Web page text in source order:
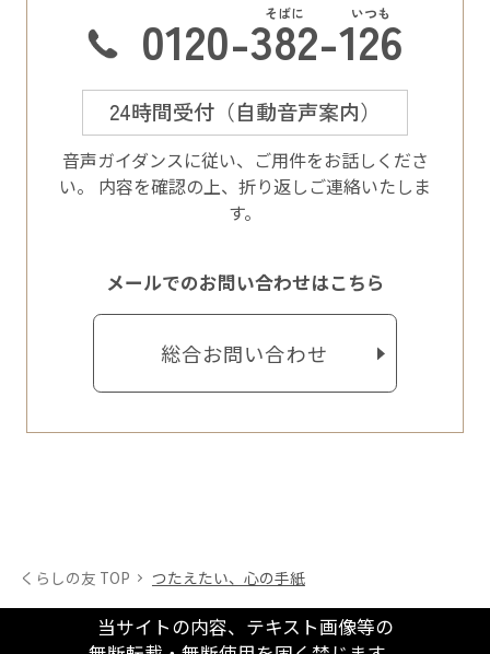
0120-382-126
24時間受付（自動音声案内）
⾳声ガイダンスに従い、ご⽤件をお話しくださ
い。
内容を確認の上、折り返しご連絡いたしま
す。
メールでのお問い合わせはこちら
総合お問い合わせ
くらしの友 TOP つたえたい、心の手紙
当サイトの内容、テキスト画像等の